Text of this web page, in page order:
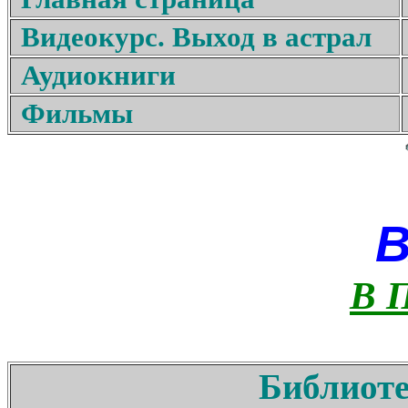
Видеокурс. Выход в астрал
Аудиокниги
Фильмы
В